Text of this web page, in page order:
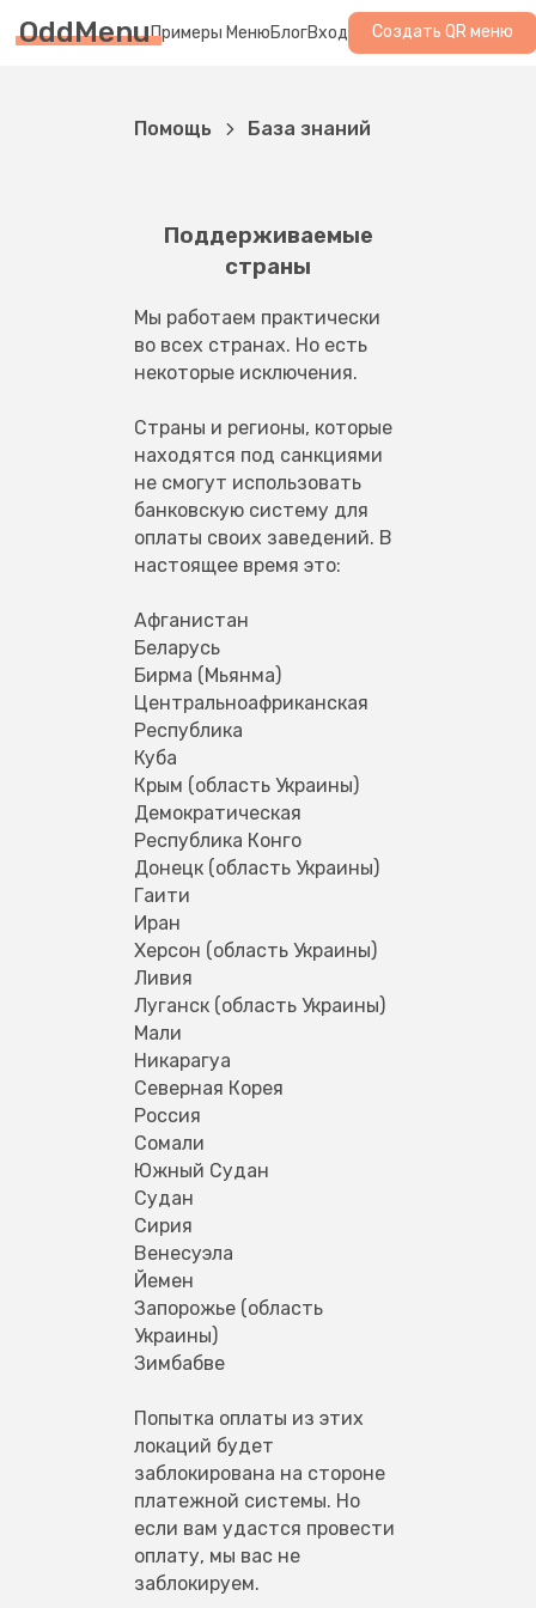
OddMenuПримеры МенюБлогВход Создать QR меню
Помощь База знаний
Поддерживаемые
страны
Мы работаем практически
во всех странах. Но есть
некоторые исключения.
Cтраны и регионы, которые
находятся под санкциями
не смогут использовать
банковскую систему для
оплаты своих заведений. В
настоящее время это:
Афганистан
Беларусь
Бирма (Мьянма)
Центральноафриканская
Республика
Куба
Крым (область Украины)
Демократическая
Республика Конго
Донецк (область Украины)
Гаити
Иран
Херсон (область Украины)
Ливия
Луганск (область Украины)
Мали
Никарагуа
Северная Корея
Россия
Сомали
Южный Судан
Судан
Сирия
Венесуэла
Йемен
Запорожье (область
Украины)
Зимбабве
Попытка оплаты из этих
локаций будет
заблокирована на стороне
платежной системы. Но
если вам удастся провести
оплату, мы вас не
заблокируем.